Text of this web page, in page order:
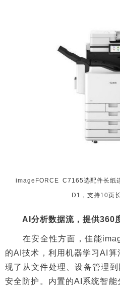
imageFORCE C7165选配件长纸
D1，支持10页
AI分析数据流，提供360
在安全性方面，佳能
的AI技术，利用机器学习AI
现了从文件处理、设备管理
安全防护。内置的AI系统智